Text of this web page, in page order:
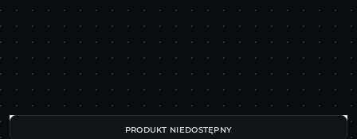
PRODUKT NIEDOSTĘPNY